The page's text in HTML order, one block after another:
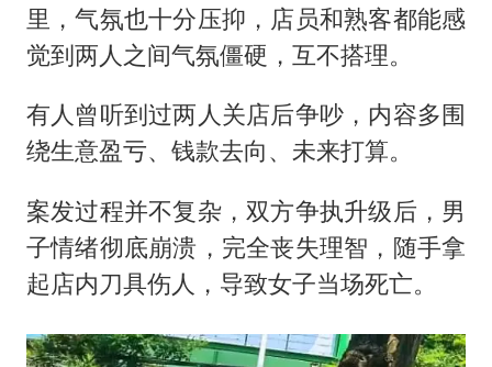
里，气氛也十分压抑，店员和熟客都能感
觉到两人之间气氛僵硬，互不搭理。
有人曾听到过两人关店后争吵，内容多围
绕生意盈亏、钱款去向、未来打算。
案发过程并不复杂，双方争执升级后，男
子情绪彻底崩溃，完全丧失理智，随手拿
起店内刀具伤人，导致女子当场死亡。